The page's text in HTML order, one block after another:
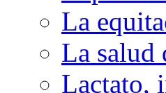
La
La salud
Lactato,